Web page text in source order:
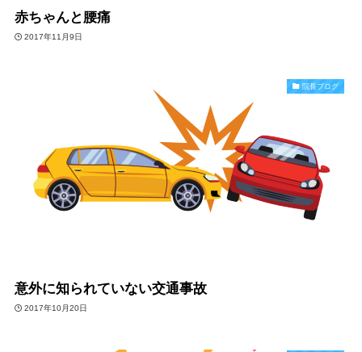
赤ちゃんと腰痛
2017年11月9日
院長ブログ
意外に知られていない交通事故
2017年10月20日